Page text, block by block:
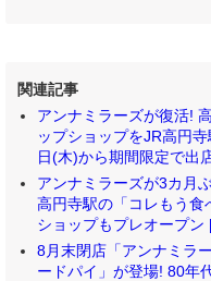
関連記事
アンナミラーズが復活!
ップショップをJR高円
日(木)から期間限定で出
アンナミラーズが3カ月
高円寺駅の「コレもう食
ショップもプレオープン
8月末閉店「アンナミラ
ードパイ」が登場! 80年